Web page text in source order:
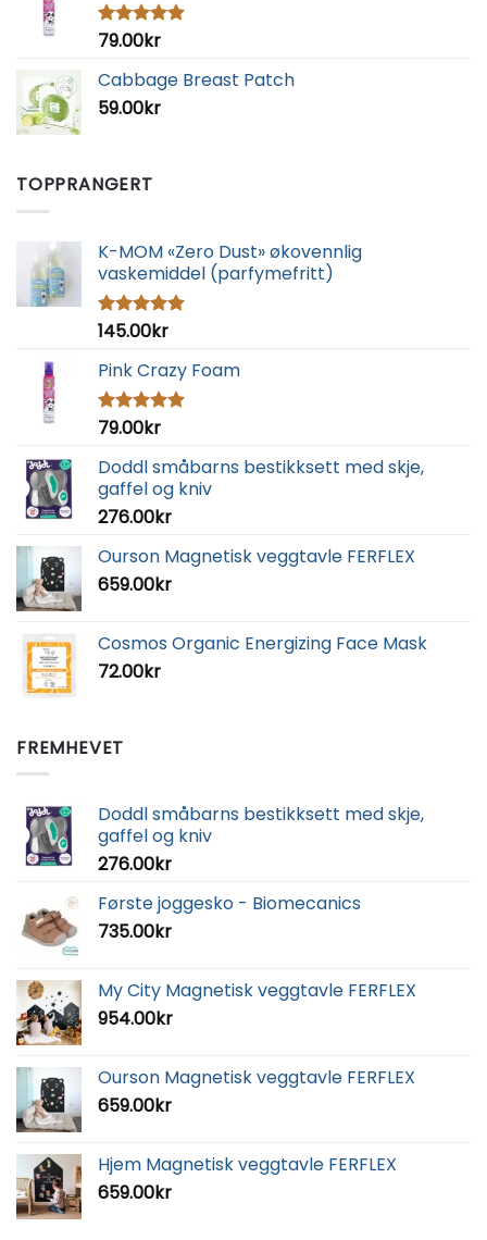
Vurdert
79.00kr
Cabbage Breast Patch
59.00kr
TOPPRANGERT
K-MOM «Zero Dust» økovennlig
vaskemiddel (parfymefritt)
Vurdert
145.00kr
Pink Crazy Foam
Vurdert
79.00kr
Doddl småbarns bestikksett med skje,
gaffel og kniv
276.00kr
Ourson Magnetisk veggtavle FERFLEX
659.00kr
Cosmos Organic Energizing Face Mask
72.00kr
FREMHEVET
Doddl småbarns bestikksett med skje,
gaffel og kniv
276.00kr
Første joggesko - Biomecanics
735.00kr
My City Magnetisk veggtavle FERFLEX
954.00kr
Ourson Magnetisk veggtavle FERFLEX
659.00kr
Hjem Magnetisk veggtavle FERFLEX
659.00kr